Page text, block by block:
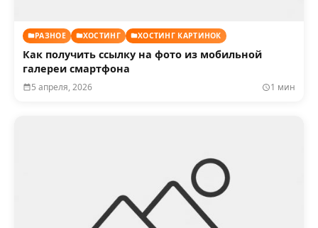
РАЗНОЕ ХОСТИНГ ХОСТИНГ КАРТИНОК
Как получить ссылку на фото из мобильной
галереи смартфона
5 апреля, 2026 1 мин